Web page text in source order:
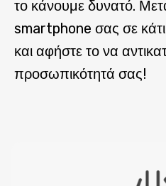
το κάνουμε δυνατό.
smartphone σας σε
και αφήστε το να
προσωπικότητά σας!